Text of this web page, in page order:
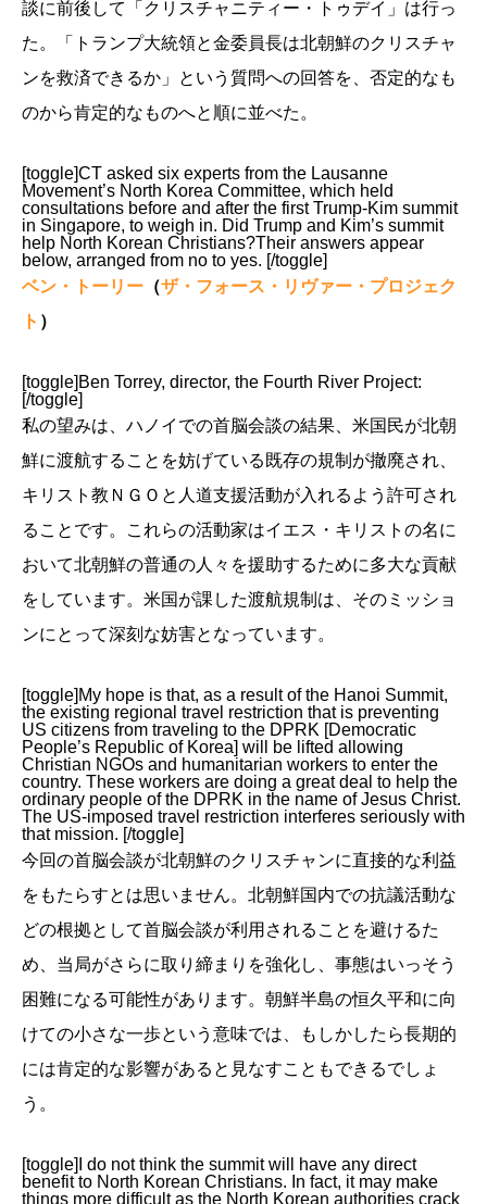
談に前後して「クリスチャニティー・トゥデイ」は行っ
た。「トランプ大統領と金委員長は北朝鮮のクリスチャ
ンを救済できるか」という質問への回答を、否定的なも
のから肯定的なものへと順に並べた。
[toggle]CT asked six experts from the Lausanne
Movement’s North Korea Committee, which held
consultations before and after the first Trump-Kim summit
in Singapore, to weigh in. Did Trump and Kim’s summit
help North Korean Christians?Their answers appear
below, arranged from no to yes. [/toggle]
ベン・トーリー （ザ・フォース・リヴァー・プロジェク
ト ）
[toggle]Ben Torrey, director, the Fourth River Project:
[/toggle]
私の望みは、ハノイでの首脳会談の結果、米国民が北朝
鮮に渡航することを妨げている既存の規制が撤廃され、
キリスト教ＮＧＯと人道支援活動が入れるよう許可され
ることです。これらの活動家はイエス・キリストの名に
おいて北朝鮮の普通の人々を援助するために多大な貢献
をしています。米国が課した渡航規制は、そのミッショ
ンにとって深刻な妨害となっています。
[toggle]My hope is that, as a result of the Hanoi Summit,
the existing regional travel restriction that is preventing
US citizens from traveling to the DPRK [Democratic
People’s Republic of Korea] will be lifted allowing
Christian NGOs and humanitarian workers to enter the
country. These workers are doing a great deal to help the
ordinary people of the DPRK in the name of Jesus Christ.
The US-imposed travel restriction interferes seriously with
that mission. [/toggle]
今回の首脳会談が北朝鮮のクリスチャンに直接的な利益
をもたらすとは思いません。北朝鮮国内での抗議活動な
どの根拠として首脳会談が利用されることを避けるた
め、当局がさらに取り締まりを強化し、事態はいっそう
困難になる可能性があります。朝鮮半島の恒久平和に向
けての小さな一歩という意味では、もしかしたら長期的
には肯定的な影響があると見なすこともできるでしょ
う。
[toggle]I do not think the summit will have any direct
benefit to North Korean Christians. In fact, it may make
things more difficult as the North Korean authorities crack